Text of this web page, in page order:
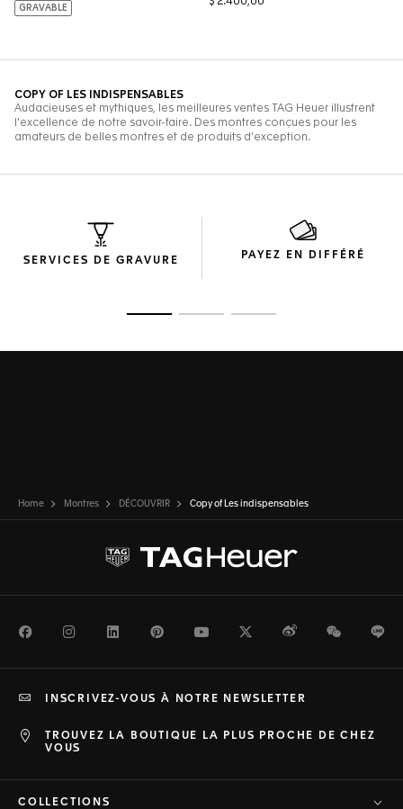
SERVICES DE GRAVURE PAYEZ EN DIFFÉRÉ
Home Montres DÉCOUVRIR Copy of Les indispensables
FacebookInstagramLinkedInPinterestYoutubeTwitterWeiboWeChat
TROUVEZ LA BOUTIQUE LA PLUS PROCHE DE CHEZ
VOUS
INSCRIVEZ-VOUS À NOTRE NEWSLETTER
COLLECTIONS